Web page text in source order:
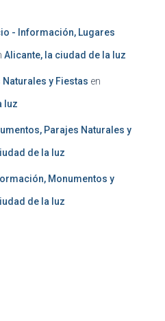
- Información, Lugares
Alicante, la ciudad de la luz
y Fiestas en
luz
Parajes Naturales y
de la luz
Monumentos y
de la luz